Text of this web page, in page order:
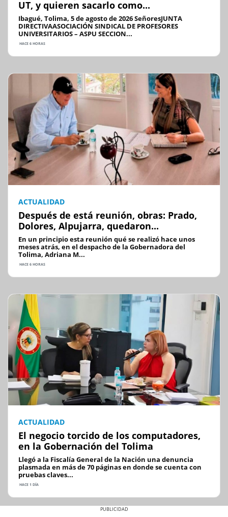
UT, y quieren sacarlo como...
Ibagué, Tolima, 5 de agosto de 2026 SeñoresJUNTA
DIRECTIVAASOCIACIÓN SINDICAL DE PROFESORES
UNIVERSITARIOS – ASPU SECCION...
HACE 6 HORAS
ACTUALIDAD
Después de está reunión, obras: Prado,
Dolores, Alpujarra, quedaron...
En un principio esta reunión qué se realizó hace unos
meses atrás, en el despacho de la Gobernadora del
Tolima, Adriana M...
HACE 6 HORAS
ACTUALIDAD
El negocio torcido de los computadores,
en la Gobernación del Tolima
Llegó a la Fiscalía General de la Nación una denuncia
plasmada en más de 70 páginas en donde se cuenta con
pruebas claves...
HACE 1 DÍA